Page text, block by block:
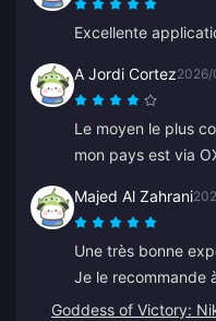
Excellente
A Jordi Cortez
Le moyen le plus
mon pays est via
Majed Al Zahrani
Une très bonne
Je le recommande
Goddess of Victory: